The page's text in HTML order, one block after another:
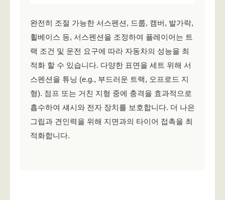
완전히 조절 가능한 서스펜션, 드룹, 캠버, 발가락,
휠베이스 등, 서스펜션을 조정하여 플레이어는 트
랙 조건 및 운전 요구에 따라 자동차의 성능을 최
적화 할 수 있습니다. 다양한 표면을 세트 위해 서
스펜션을 튜닝 (e.g., 부드러운 트랙, 오프로드 지
형). 점프 또는 거친 지형 중에 충격을 효과적으로
흡수하여 섀시와 전자 장치를 보호합니다. 더 나은
그립과 견인력을 위해 지면과의 타이어 접촉을 최
적화합니다.